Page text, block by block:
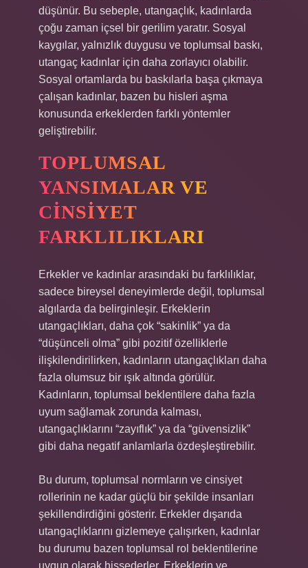
düşünür. Bu sebeple, utangaçlık, kadınlarda
çoğu zaman içsel bir gerilim yaratır. Sosyal
kaygılar, yalnızlık duygusu ve toplumsal baskı,
utangaç kadınlar için daha zorlayıcı olabilir.
Sosyal ortamlarda bu baskılarla başa çıkmaya
çalışan kadınlar, bazen bu hisleri aşma
konusunda erkeklerden farklı yöntemler
geliştirebilir.
TOPLUMSAL
YANSIMALAR VE
CINSIYET
FARKLILIKLARI
Erkekler ve kadınlar arasındaki bu farklılıklar,
sadece bireysel deneyimlerde değil, toplumsal
algılarda da belirginleşir. Erkeklerin
utangaçlıkları, daha çok “sakinlik” ya da
“düşünceli olma” gibi pozitif özelliklerle
ilişkilendirilirken, kadınların utangaçlıkları daha
fazla olumsuz bir ışık altında görülür.
Kadınların, toplumsal beklentilere daha fazla
uyum sağlamak zorunda kalması,
utangaçlıklarını “zayıflık” ya da “güvensizlik”
gibi daha negatif anlamlarla özdeşleştirebilir.
Bu durum, toplumsal normların ve cinsiyet
rollerinin ne kadar güçlü bir şekilde insanları
şekillendirdiğini gösterir. Erkekler dışarıda
utangaçlıklarını gizlemeye çalışırken, kadınlar
bu durumu bazen toplumsal rol beklentilerine
uygun olarak hissederler. Erkeklerin ve